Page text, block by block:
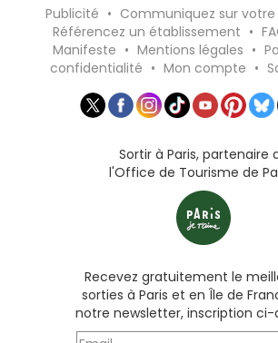
Publicité • Communiquez sur
Référencez un établissement •
Manifeste • Mentions légales •
confidentialité • Mon compte •
Sortir à Paris, partenaire
l'Office de Tourisme de
Recevez gratuitement le
sorties à Paris et en Île de
notre newsletter, inscription ci-